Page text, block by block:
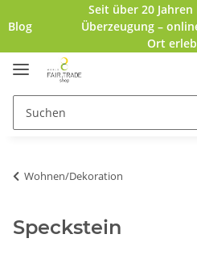
Blog
Seit über 20 Jahren
Überzeugung –
Ort
Wohnen/Dekoration
Speckstein